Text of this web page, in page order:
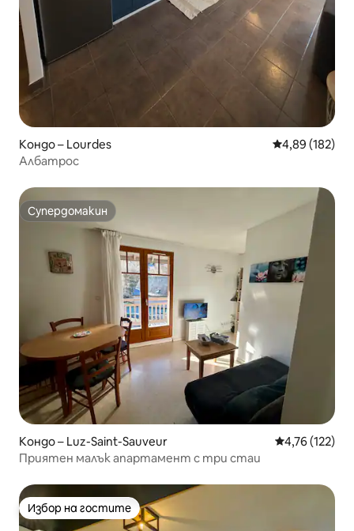
Кондо – Lourdes Средна
4,89 (182)
Албатрос
Супердомакин
Супердомакин
Кондо – Luz-Saint-Sauveur Средна
4,76 (122)
Приятен малък апартамент с три стаи
Избор на гостите
Избор на гостите